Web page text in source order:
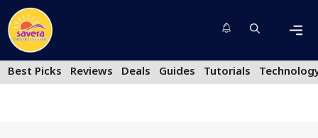
Skip
to
content
Best Picks
Reviews Deals Guides Tutorials